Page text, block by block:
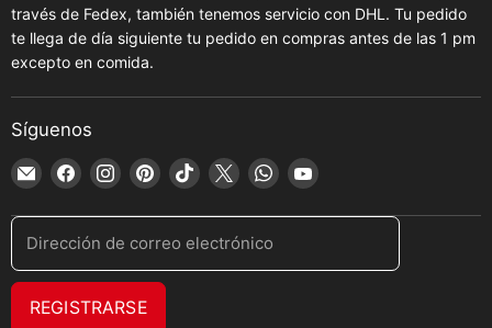
través de Fedex, también tenemos servicio con DHL. Tu pedido
te llega de día siguiente tu pedido en compras antes de las 1 pm
excepto en comida.
Síguenos
Encuéntrenos
electrónico
Encuéntrenos
Encuéntrenos
Encuéntrenos
Encuéntrenos
Encuéntrenos
Encuéntrenos
Encuéntrenos
Dirección de correo electrónico
REGISTRARSE